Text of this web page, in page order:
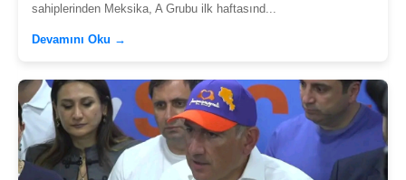
sahiplerinden Meksika, A Grubu ilk haftasınd...
Devamını Oku →